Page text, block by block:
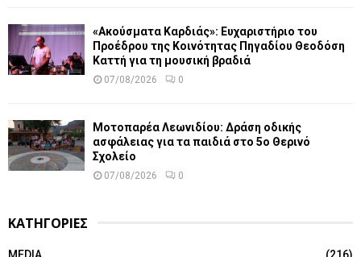
«Ακούσματα Καρδιάς»: Ευχαριστήριο του
Προέδρου της Κοινότητας Πηγαδίου Θεοδόση
Καττή για τη μουσική βραδιά
07/08/2026 0
Μοτοπαρέα Λεωνιδίου: Δράση οδικής
ασφάλειας για τα παιδιά στο 5ο Θερινό
Σχολείο
07/08/2026 0
ΚΑΤΗΓΟΡΙΕΣ
MEDIA (216)